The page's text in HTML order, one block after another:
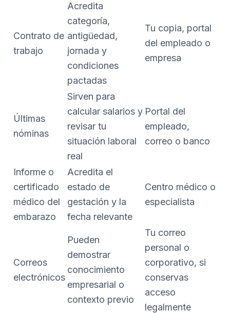
Contrato de
trabajo
Acredita
categoría,
antigüedad,
jornada y
condiciones
pactadas
Tu copia, portal
del empleado o
empresa
Últimas
nóminas
Sirven para
calcular salarios y
revisar tu
situación laboral
real
Portal del
empleado,
correo o banco
Informe o
certificado
médico del
embarazo
Acredita el
estado de
gestación y la
fecha relevante
Centro médico o
especialista
Correos
electrónicos
Pueden
demostrar
conocimiento
empresarial o
contexto previo
Tu correo
personal o
corporativo, si
conservas
acceso
legalmente